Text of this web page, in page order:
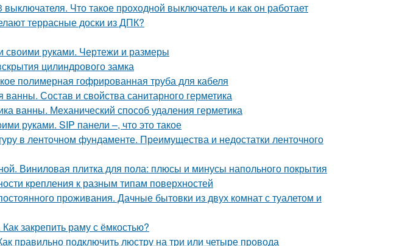
Что такое проходной выключатель и как он работает
террасные доски из ДПК?
своими руками. Чертежи и размеры
цилиндрового замка
полимерная гофрированная труба для кабеля
Состав и свойства санитарного герметика
ванны. Механический способ удаления герметика
руками. SIP панели –, что это такое
в ленточном фундаменте. Преимущества и недостатки ленточного
Виниловая плитка для пола: плюсы и минусы напольного покрытия
крепления к разным типам поверхностей
проживания. Дачные бытовки из двух комнат с туалетом и
закрепить раму с ёмкостью?
правильно подключить люстру на три или четыре провода